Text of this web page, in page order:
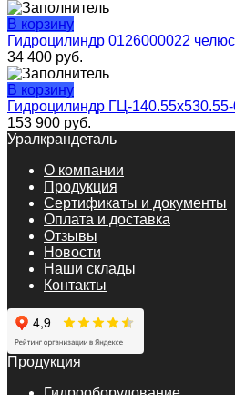
В корзину
Гидроцилиндр 0126000022
34 400 руб.
В корзину
Гидроцилиндр ГЦ-
153 900 руб.
Уралкрандеталь
О компании
Продукция
Сертификаты и документы
Оплата и доставка
Отзывы
Новости
Наши склады
Контакты
Продукция